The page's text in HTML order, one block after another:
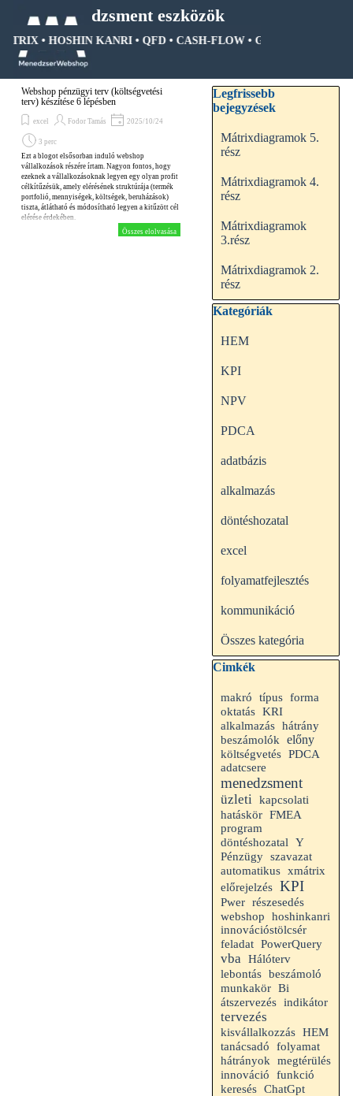
Menedzsment eszközök
• HOSHIN KANRI • QFD • CASH-FLOW • GANTT DIAGRAM
Ugrás a menüre
Webshop pénzügyi terv (költségvetési
terv) készítése 6 lépésben
excel Fodor Tamás 2025/10/24
3 perc
Ezt a blogot elsősorban induló webshop
vállalkozások részére írtam. Nagyon fontos, hogy
ezeknek a vállalkozásoknak legyen egy olyan profit
célkítűzésük, amely elérésének struktúrája (termék
portfolió, mennyiségek, költségek, beruházások)
tiszta, átlátható és módosítható legyen a kitűzött cél
elérése érdekében.
Összes elolvasása
Kihagy blokk Legfrissebb
Legfrissebb
bejegyzések
Mátrixdiagramok 5.
rész
Mátrixdiagramok 4.
rész
Mátrixdiagramok
3.rész
Mátrixdiagramok 2.
rész
Kihagy blokk Kategóriák
Kategóriák
HEM
KPI
NPV
PDCA
adatbázis
alkalmazás
döntéshozatal
excel
folyamatfejlesztés
kommunikáció
Összes kategória
Kihagy blokk Cimkék
Cimkék
makró típus forma
oktatás KRI
alkalmazás hátrány
beszámolók előny
költségvetés PDCA
adatcsere
menedzsment
üzleti kapcsolati
hatáskör FMEA
program
döntéshozatal
Y
Pénzügy szavazat
automatikus xmátrix
előrejelzés KPI
Pwer részesedés
webshop
hoshinkanri
innovációstölcsér
feladat PowerQuery
vba Hálóterv
lebontás beszámoló
munkakör Bi
átszervezés indikátor
tervezés
kisvállalkozzás HEM
tanácsadó folyamat
hátrányok
megtérülés
innováció
funkció
keresés ChatGpt